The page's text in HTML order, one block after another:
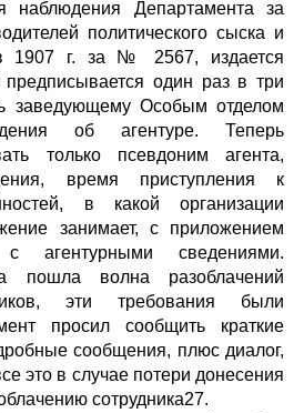
Департамента за
политического сыска и
1907 г. за № 2567, издается
предписывается один раз в три
заведующему Особым отделом
об агентуре. Теперь
только псевдоним агента,
время приступления к
в какой организации
занимает, с приложением
агентурными сведениями.
пошла волна разоблачений
эти требования были
просил сообщить краткие
сообщения, плюс диалог,
это в случае потери донесения
сотрудника27.